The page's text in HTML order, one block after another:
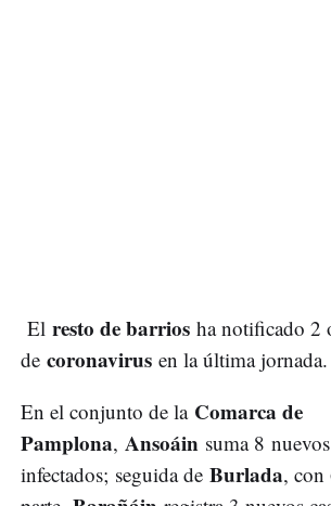
El resto de barrios ha notificado 2
de coronavirus en la última jornada.
En el conjunto de la Comarca de
Pamplona, Ansoáin suma 8 nuevos
infectados; seguida de Burlada, con